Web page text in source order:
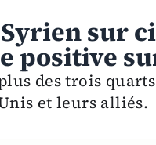
sur
positive
des trois
et leurs alliés.